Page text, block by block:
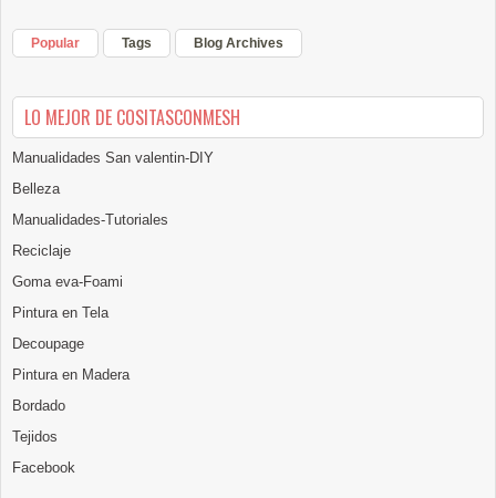
Popular Tags Blog Archives
LO MEJOR DE COSITASCONMESH
Manualidades San valentin-DIY
Belleza
Manualidades-Tutoriales
Reciclaje
Goma eva-Foami
Pintura en Tela
Decoupage
Pintura en Madera
Bordado
Tejidos
Facebook